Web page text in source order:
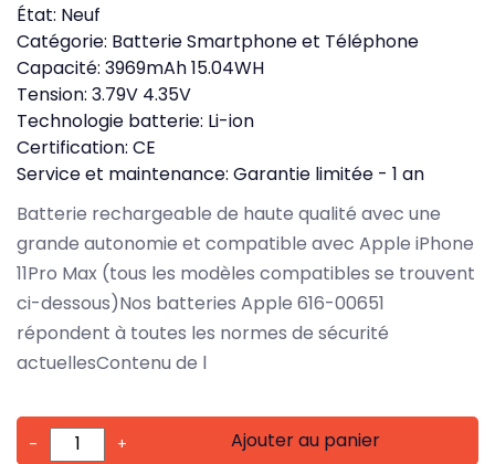
État: Neuf
Catégorie: Batterie Smartphone et Téléphone
Capacité: 3969mAh 15.04WH
Tension: 3.79V 4.35V
Technologie batterie: Li-ion
Certification: CE
Service et maintenance: Garantie limitée - 1 an
Batterie rechargeable de haute qualité avec une
grande autonomie et compatible avec Apple iPhone
11Pro Max (tous les modèles compatibles se trouvent
ci-dessous)Nos batteries Apple 616-00651
répondent à toutes les normes de sécurité
actuellesContenu de l
- + Ajouter au panier